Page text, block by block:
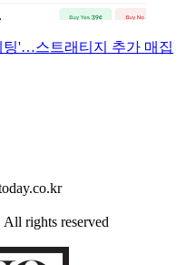
팅'…스트래티지 추가 매집
All rights reserved